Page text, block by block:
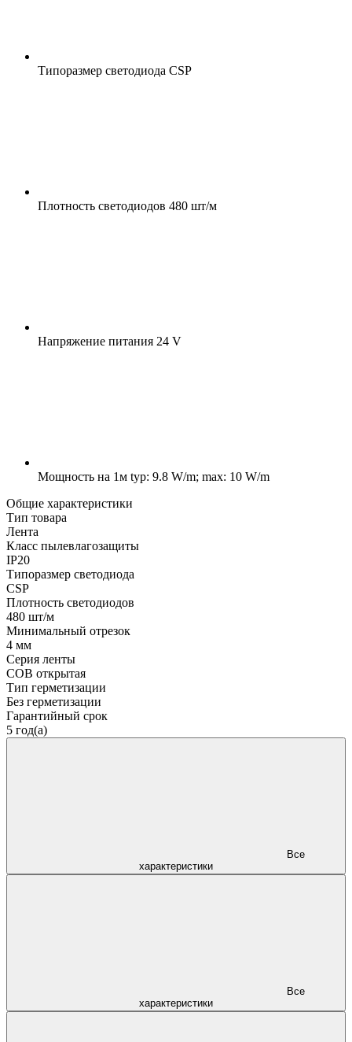
Типоразмер светодиода CSP
Плотность светодиодов 480 шт/м
Напряжение питания 24 V
Мощность на 1м typ: 9.8 W/m; max: 10 W/m
Общие характеристики
Тип товара
Лента
Класс пылевлагозащиты
IP20
Типоразмер светодиода
CSP
Плотность светодиодов
480 шт/м
Минимальный отрезок
4 мм
Серия ленты
COB открытая
Тип герметизации
Без герметизации
Гарантийный срок
5 год(а)
характеристики
характеристики